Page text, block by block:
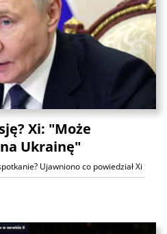
Xi: "Może
Ukrainę"
Ujawniono co powiedział Xi